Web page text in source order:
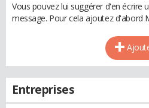
Vous pouvez lui suggérer d'en écrire
message. Pour cela ajoutez d'abord
Entreprises